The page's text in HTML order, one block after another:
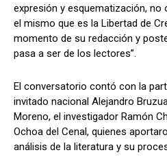
expresión y esquematización, no
el mismo que es la Libertad de
momento de su redacción y
pasa a ser de los lectores”.
​El conversatorio contó con la
invitado nacional Alejandro
Moreno, el investigador Ramón
Ochoa del Cenal, quienes
análisis de la literatura y su